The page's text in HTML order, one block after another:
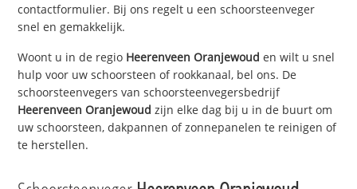
contactformulier. Bij ons regelt u een schoorsteenveger
snel en gemakkelijk.
Woont u in de regio Heerenveen Oranjewoud en wilt u snel
hulp voor uw schoorsteen of rookkanaal, bel ons. De
schoorsteenvegers van schoorsteenvegersbedrijf
Heerenveen Oranjewoud zijn elke dag bij u in de buurt om
uw schoorsteen, dakpannen of zonnepanelen te reinigen of
te herstellen.